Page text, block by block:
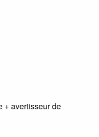
+ avertisseur de